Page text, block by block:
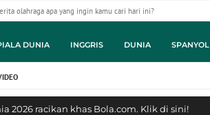
DUNIA INGGRIS DUNIA SPANYOL
2026 racikan khas Bola.com. Klik di sini!